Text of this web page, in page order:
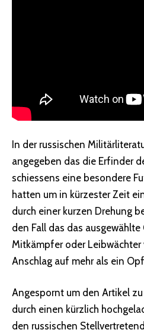
In der russischen
angegeben das die Erfinder
schiessens eine besondere
hatten um in kürzester Zeit
durch einer kurzen Drehung
den Fall das das
Mitkämpfer oder
Anschlag auf mehr als ein
Angespornt um den Artikel
durch einen kürzlich
den russischen